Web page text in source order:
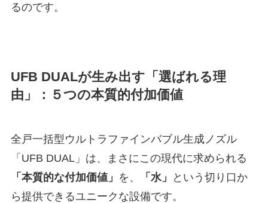
るのです。
UFB DUALが生み出す「選ばれる理
由」：５つの本質的付加価値
全戸一括型ウルトラファインバブル生成ノズル
「UFB DUAL」は、まさにこの現代に求められる
「本質的な付加価値」 を、 「水」
という切り口か
ら提供できるユニークな設備です。